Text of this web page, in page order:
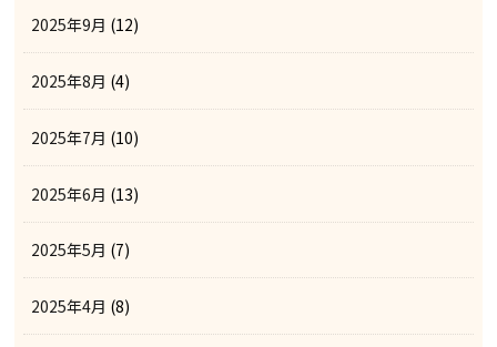
2025年9月 (12)
2025年8月 (4)
2025年7月 (10)
2025年6月 (13)
2025年5月 (7)
2025年4月 (8)